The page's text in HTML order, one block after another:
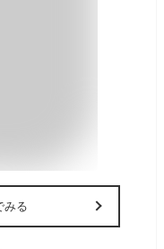
みる